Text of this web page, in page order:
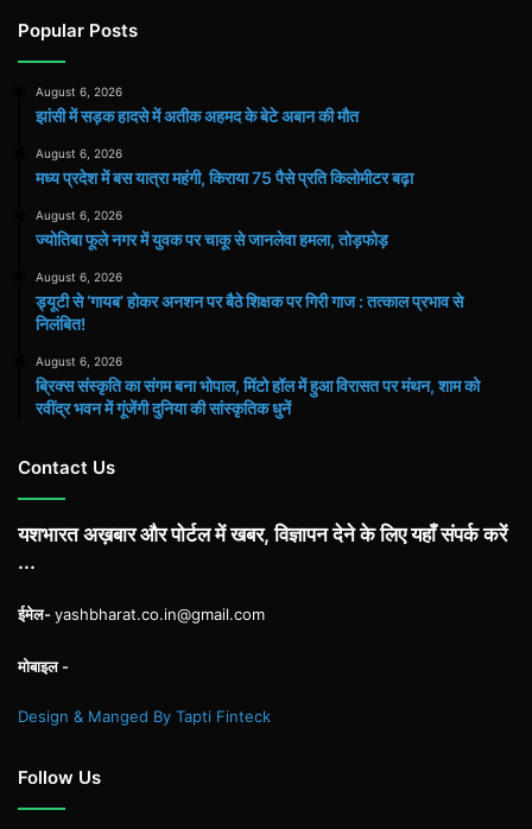
Popular Posts
August 6, 2026
झांसी में सड़क हादसे में अतीक अहमद के बेटे अबान की मौत
August 6, 2026
मध्य प्रदेश में बस यात्रा महंगी, किराया 75 पैसे प्रति किलोमीटर बढ़ा
August 6, 2026
ज्योतिबा फूले नगर में युवक पर चाकू से जानलेवा हमला, तोड़फोड़
August 6, 2026
ड्यूटी से ‘गायब’ होकर अनशन पर बैठे शिक्षक पर गिरी गाज : तत्काल प्रभाव से
निलंबित!
August 6, 2026
ब्रिक्स संस्कृति का संगम बना भोपाल, मिंटो हॉल में हुआ विरासत पर मंथन, शाम को
रवींद्र भवन में गूंजेंगी दुनिया की सांस्कृतिक धुनें
Contact Us
यशभारत अख़बार और पोर्टल में खबर, विज्ञापन देने के लिए यहाँ संपर्क करें
...
ईमेल-yashbharat.co.in@gmail.com
मोबाइल -
Design & Manged By Tapti Finteck
Follow Us